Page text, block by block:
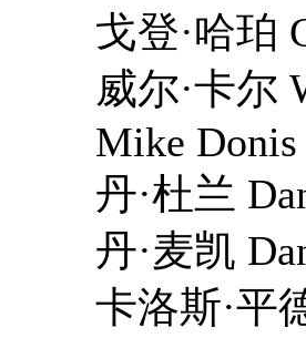
哈珀
·卡尔
Donis
兰 Dan
凯 Dan
·平德